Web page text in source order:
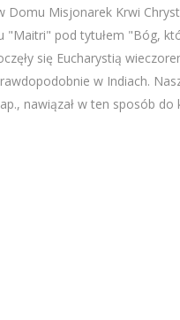
Domu Misjonarek Krwi
"Maitri" pod tytułem "Bóg,
się Eucharystią
w Indiach.
nawiązał w ten sposób do